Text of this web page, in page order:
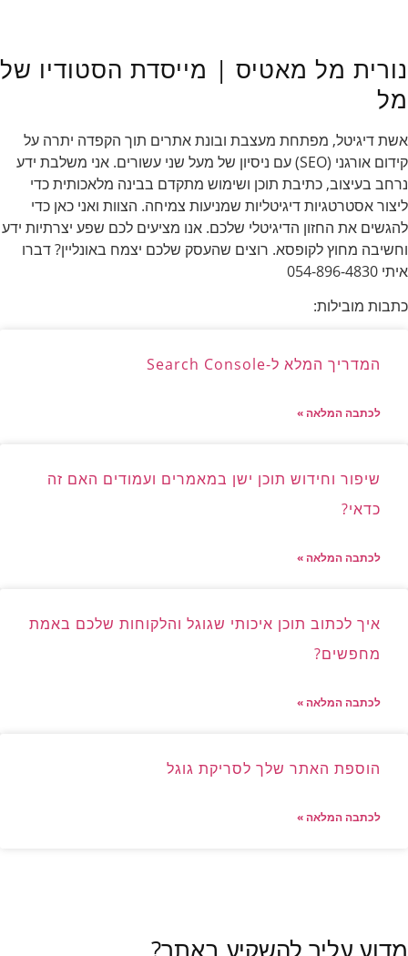
נורית מל מאטיס | מייסדת הסטודיו של
מל
אשת דיגיטל, מפתחת מעצבת ובונת אתרים תוך הקפדה יתרה על
קידום אורגני (SEO) עם ניסיון של מעל שני עשורים. אני משלבת ידע
נרחב בעיצוב, כתיבת תוכן ושימוש מתקדם בבינה מלאכותית כדי
ליצור אסטרטגיות דיגיטליות שמניעות צמיחה. הצוות ואני כאן כדי
להגשים את החזון הדיגיטלי שלכם. אנו מציעים לכם שפע יצרתיות ידע
וחשיבה מחוץ לקופסא. רוצים שהעסק שלכם יצמח באונליין? דברו
איתי 054-896-4830
כתבות מובילות:
המדריך המלא ל-Search Console
לכתבה המלאה »
שיפור וחידוש תוכן ישן במאמרים ועמודים האם זה
כדאי?
לכתבה המלאה »
איך לכתוב תוכן איכותי שגוגל והלקוחות שלכם באמת
מחפשים?
לכתבה המלאה »
הוספת האתר שלך לסריקת גוגל
לכתבה המלאה »